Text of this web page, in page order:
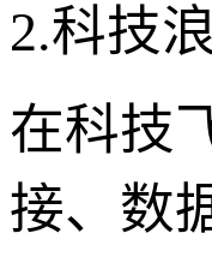
2.科技
在科技
接、数